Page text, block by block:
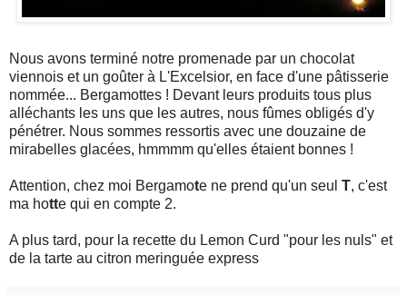
Nous avons terminé notre promenade par un chocolat
viennois et un goûter à L'Excelsior, en face d'une pâtisserie
nommée... Bergamottes ! Devant leurs produits tous plus
alléchants les uns que les autres, nous fûmes obligés d'y
pénétrer. Nous sommes ressortis avec une douzaine de
mirabelles glacées, hmmmm qu'elles étaient bonnes !
Attention, chez moi Bergamote ne prend qu'un seul T, c'est
ma hotte qui en compte 2.
A plus tard, pour la recette du Lemon Curd "pour les nuls" et
de la tarte au citron meringuée express